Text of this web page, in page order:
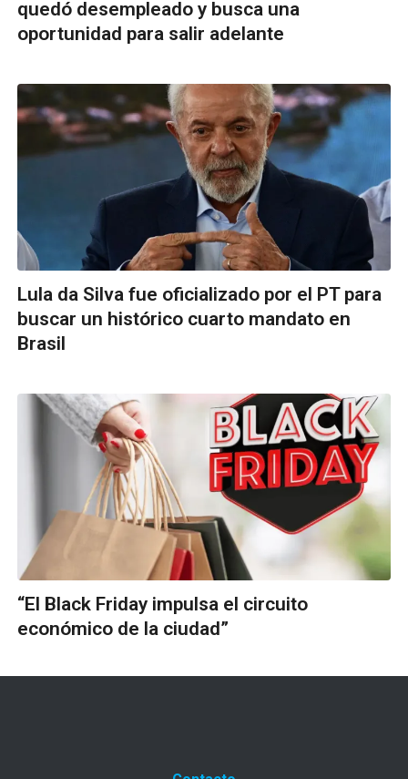
quedó desempleado y busca una
oportunidad para salir adelante
Lula da Silva fue oficializado por el PT para
buscar un histórico cuarto mandato en
Brasil
“El Black Friday impulsa el circuito
económico de la ciudad”